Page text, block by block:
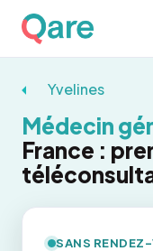
Yvelines
Médecin
France :
SANS